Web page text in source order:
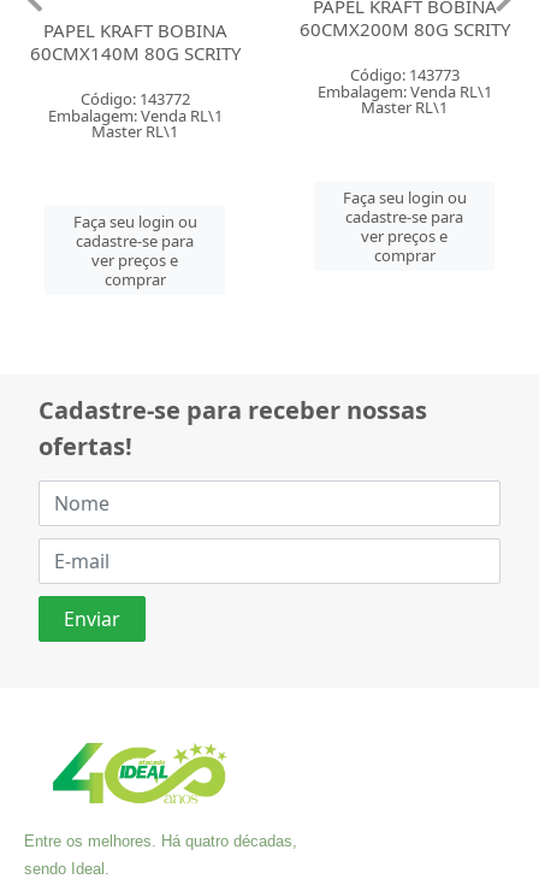
PAPEL KRAFT BOBINA
60CMX140M 80G SCRITY
Código: 143772
Embalagem: Venda RL\1
Master RL\1
Faça seu login ou
cadastre-se para
ver preços e
comprar
PAPEL KRAFT BOBINA
Código: 143773
Embalagem: Venda RL\1
Faça seu login ou
cadastre-se para
ver preços e
Cadastre-se para receber nossas
ofertas!
Entre os melhores. Há quatro décadas,
sendo Ideal.